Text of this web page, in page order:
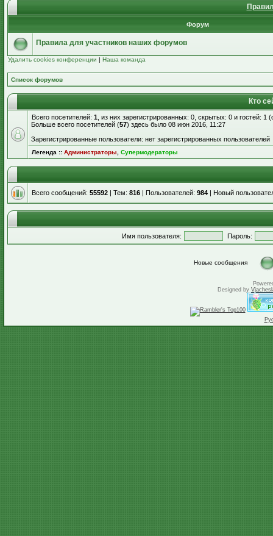
Форум
Правила для участников наших форумов
Удалить cookies конференции | Наша команда
Список форумов
Кто
Всего посетителей: 1 , из них зарегистрированных: 0, скрытых: 0 и гостей:
Больше всего посетителей (57) здесь было 08 июн 2016, 11:27
Зарегистрированные пользователи: нет зарегистрированных пользователей
Легенда :: Администраторы Супермодераторы
Всего сообщений: 55592 | Тем: 816 | Пользователей: 984 | Новый
Имя пользователя: Пароль:
Новые сообщения
Designed by